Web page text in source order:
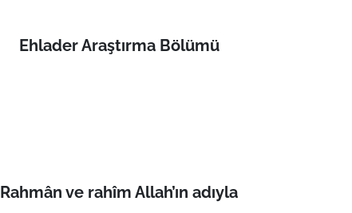
Ehlader Araştırma Bölümü
Rahmân ve rahîm Allah’ın adıyla